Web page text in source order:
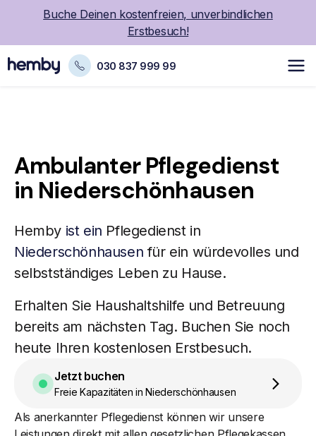
Buche Deinen kostenfreien, unverbindlichen
Erstbesuch!
030 837 999 99
Ambulanter Pflegedienst
in Niederschönhausen
Hemby ist ein Pflegedienst in
Niederschönhausen für ein würdevolles und
selbstständiges Leben zu Hause.
Erhalten Sie Haushaltshilfe und Betreuung
bereits am nächsten Tag. Buchen Sie noch
heute Ihren kostenlosen Erstbesuch.
Jetzt buchen
Freie Kapazitäten in Niederschönhausen
Als anerkannter Pflegedienst können wir unsere